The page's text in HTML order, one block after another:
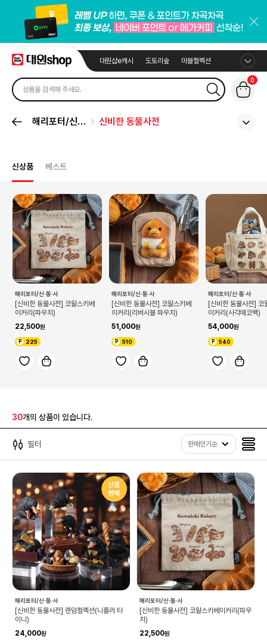
대원샵e캐시 도토리숲 마블컬렉션
0
해리포터/신·
신비한 동물사전
신상품 베스트
해리포터/신·동·사
[신비한 동물사전] 코왈스키베
이커리(파우치)
22,500
225
해리포터/신·동·사
[신비한 동물사전] 코왈스키베
이커리(리버시블 파우치)
51,000
510
해리포터/신·동·사
[신비한 동물사전] 코
이커리(사각에코백)
54,000
540
30개의 상품이 있습니다.
필터 판매인기순
해리포터/신·동·사
[신비한 동물사전] 랜덤컬렉션(니플러 타
이니)
24,000
해리포터/신·동·사
[신비한 동물사전] 코왈스키베이커리(파우
치)
22,500